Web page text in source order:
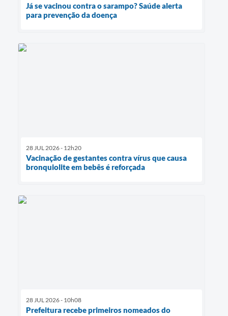
Já se vacinou contra o sarampo? Saúde alerta
para prevenção da doença
28 JUL 2026 - 12h20
Vacinação de gestantes contra vírus que causa
bronquiolite em bebês é reforçada
28 JUL 2026 - 10h08
Prefeitura recebe primeiros nomeados do